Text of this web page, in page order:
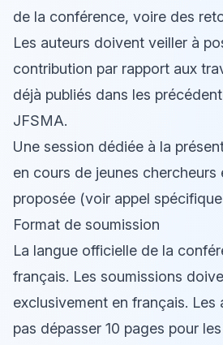
de la conférence, voire des
Les auteurs doivent veiller à
contribution par rapport aux
déjà publiés dans les
JFSMA.
Une session dédiée à la
en cours de jeunes chercheurs
proposée (voir appel
Format de soumission
La langue officielle de la
français. Les soumissions
exclusivement en français.
pas dépasser 10 pages pour